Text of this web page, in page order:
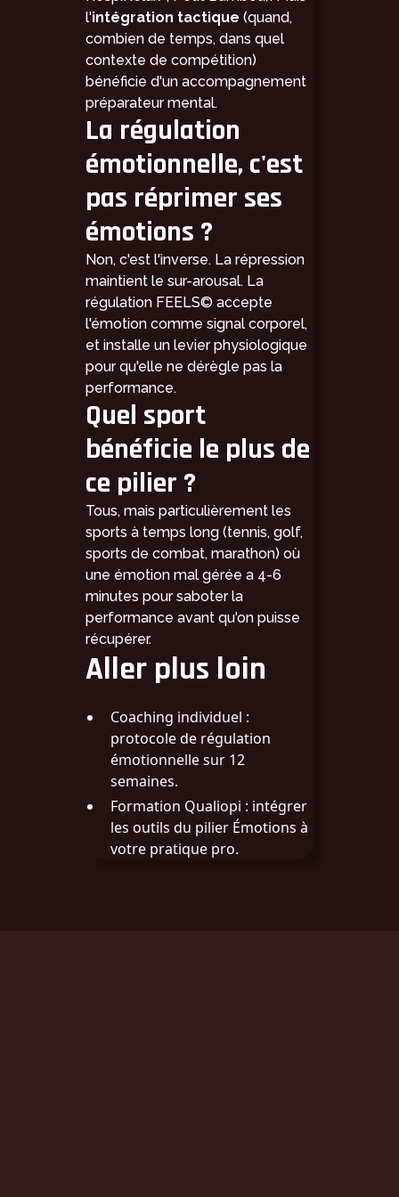
l'intégration tactique (quand,
combien de temps, dans quel
contexte de compétition)
bénéficie d'un accompagnement
préparateur mental.
La régulation
émotionnelle, c'est
pas réprimer ses
émotions ?
Non, c'est l'inverse. La répression
maintient le sur-arousal. La
régulation FEELS© accepte
l'émotion comme signal corporel,
et installe un levier physiologique
pour qu'elle ne dérègle pas la
performance.
Quel sport
bénéficie le plus de
ce pilier ?
Tous, mais particulièrement les
sports à temps long (tennis, golf,
sports de combat, marathon) où
une émotion mal gérée a 4-6
minutes pour saboter la
performance avant qu'on puisse
récupérer.
Aller plus loin
Coaching individuel :
protocole de régulation
émotionnelle sur 12
semaines.
Formation Qualiopi : intégrer
les outils du pilier Émotions à
votre pratique pro.